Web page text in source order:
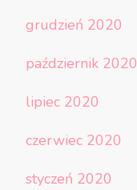
grudzień 2020
październik 2020
lipiec 2020
czerwiec 2020
styczeń 2020